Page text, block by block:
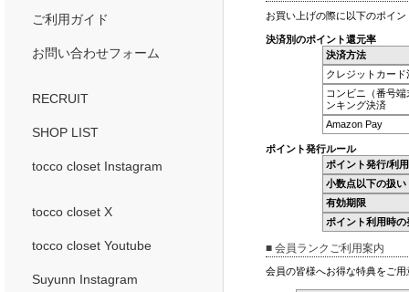
ご利用ガイド
お問い合わせフォーム
RECRUIT
SHOP LIST
tocco closet Instagram
tocco closet X
tocco closet Youtube
Suyunn Instagram
お買い上げの際に以下のポイ
決済別のポイント還元率
決済方法
クレジットカード
コンビニ（番号
ンキング決済
Amazon Pay
ポイント発行ルール
ポイント発行/利
小数点以下の扱い
有効期限
ポイント利用時の
■ 会員ランクご利用案内
会員の皆様へお得な特典をご